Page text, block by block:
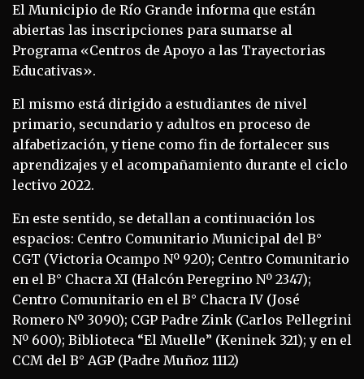
El Municipio de Río Grande informa que están
abiertas las inscripciones para sumarse al
Programa «Centros de Apoyo a las Trayectorias
Educativas».
El mismo está dirigido a estudiantes de nivel
primario, secundario y adultos en proceso de
alfabetización, y tiene como fin de fortalecer sus
aprendizajes y el acompañamiento durante el ciclo
lectivo 2022.
En este sentido, se detallan a continuación los
espacios: Centro Comunitario Municipal del B°
CGT (Victoria Ocampo Nº 920); Centro Comunitario
en el B° Chacra XI (Halcón Peregrino Nº 2347);
Centro Comunitario en el B° Chacra IV (José
Romero Nº 3090); CGP Padre Zink (Carlos Pellegrini
Nº 600); Biblioteca “El Muelle” (Keninek 321); y en el
CCM del B° AGP (Padre Muñoz 1112)